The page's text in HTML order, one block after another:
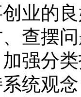
业的
查摆
强分
统观